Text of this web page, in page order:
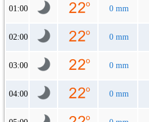
01:00 0 mm
02:00 0 mm
03:00 0 mm
04:00 0 mm